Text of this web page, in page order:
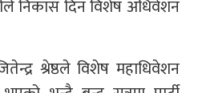
निकास दिन विशेष अधिवेशन
श्रेष्ठले विशेष महाधिवेशन